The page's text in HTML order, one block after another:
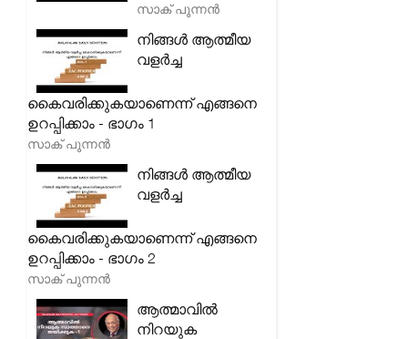
സാക് പുന്നൻ
നിങ്ങൾ ആത്മീയ
വളർച്ച
കൈവരിക്കുകയാണെന്ന് എങ്ങനെ
ഉറപ്പിക്കാം - ഭാഗം 1
സാക് പുന്നൻ
നിങ്ങൾ ആത്മീയ
വളർച്ച
കൈവരിക്കുകയാണെന്ന് എങ്ങനെ
ഉറപ്പിക്കാം - ഭാഗം 2
സാക് പുന്നൻ
ആത്മാവിൽ
നിറയുക